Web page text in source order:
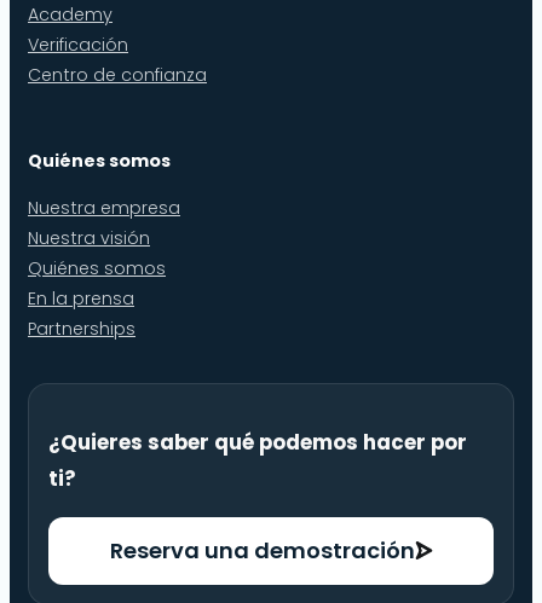
Academy
Verificación
Centro de confianza
Quiénes somos
Nuestra empresa
Nuestra visión
Quiénes somos
En la prensa
Partnerships
¿Quieres saber qué podemos hacer por
ti?
Reserva una demostración